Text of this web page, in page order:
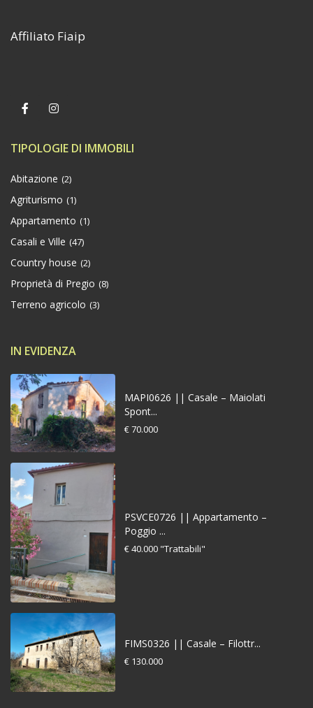
Affiliato Fiaip
TIPOLOGIE DI IMMOBILI
Abitazione (2)
Agriturismo (1)
Appartamento (1)
Casali e Ville (47)
Country house (2)
Proprietà di Pregio (8)
Terreno agricolo (3)
IN EVIDENZA
MAPI0626 || Casale – Maiolati
Spont...
€ 70.000
PSVCE0726 || Appartamento –
Poggio ...
€ 40.000 "Trattabili"
FIMS0326 || Casale – Filottr...
€ 130.000